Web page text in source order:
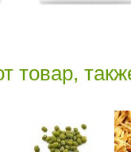
товар,